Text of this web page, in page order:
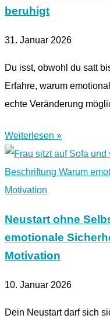
beruhigt
31. Januar 2026
Du isst, obwohl du satt
Erfahre, warum
echte Veränderung
Weiterlesen »
Neustart ohne
emotionale
Motivation
10. Januar 2026
Dein Neustart darf sich